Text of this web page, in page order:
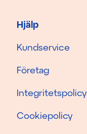
Hjälp
Kundservice
Företag
Integritetspolicy
Cookiepolicy